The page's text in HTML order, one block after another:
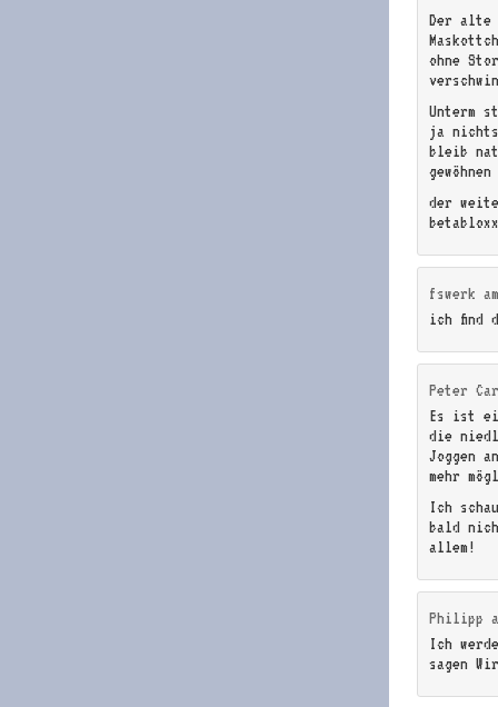
Der alte
ohne
Unterm
ja
bleib
der
fswerk
ich find
Peter
Es ist
die
Joggen
mehr
Ich
bald
allem!
Philipp
Ich
sagen